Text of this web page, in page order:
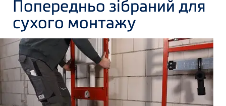
Попередньо зібраний для
сухого монтажу